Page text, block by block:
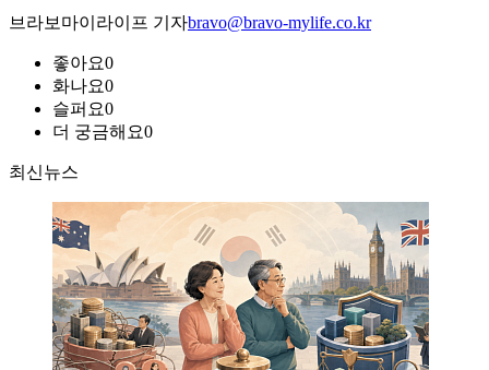
브라보마이라이프 기자bravo@bravo-mylife.co.kr
좋아요0
화나요0
슬퍼요0
더 궁금해요0
최신뉴스